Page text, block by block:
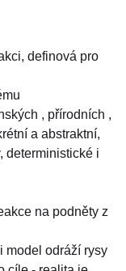
definová pro
, přírodních ,
a abstraktní,
deterministické i
na podněty z
model odráží rysy